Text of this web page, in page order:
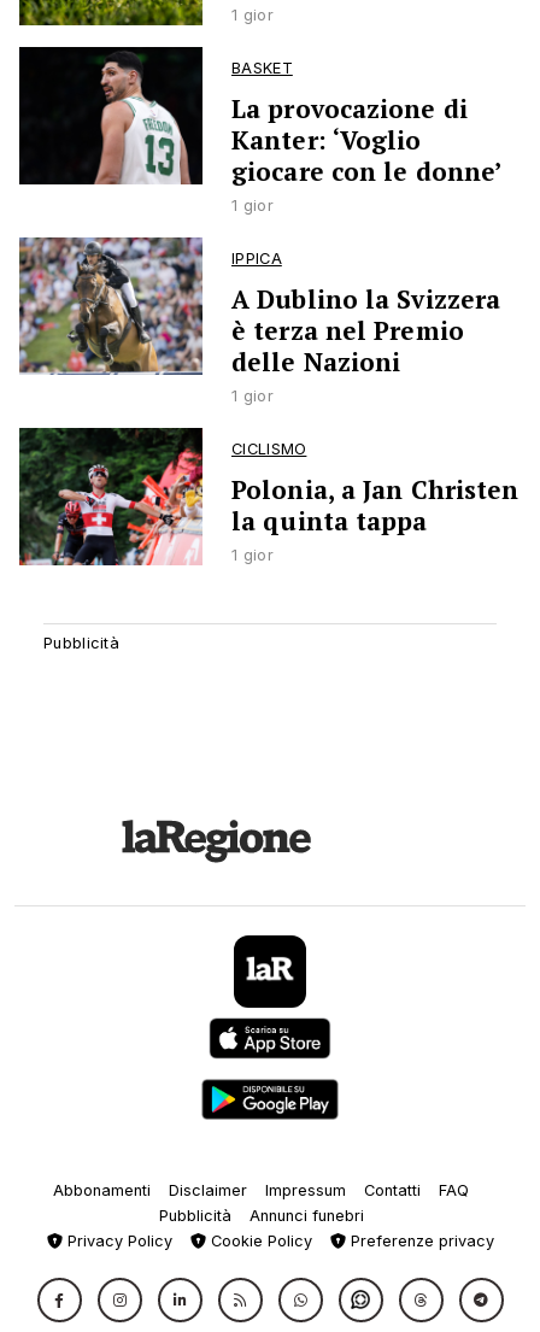
1 gior
BASKET
La provocazione di
Kanter: ‘Voglio
giocare con le donne’
1 gior
IPPICA
A Dublino la Svizzera
è terza nel Premio
delle Nazioni
1 gior
CICLISMO
Polonia, a Jan Christen
la quinta tappa
1 gior
Abbonamenti Disclaimer Impressum Contatti
FAQ
Pubblicità
Annunci funebri
Privacy Policy
Cookie Policy Preferenze privacy